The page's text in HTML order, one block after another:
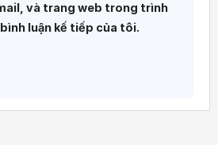
và trang web trong trình
luận kế tiếp của tôi.